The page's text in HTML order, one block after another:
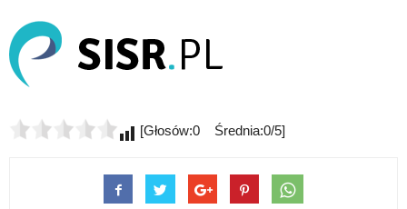
[Głosów:0 Średnia:0/5]